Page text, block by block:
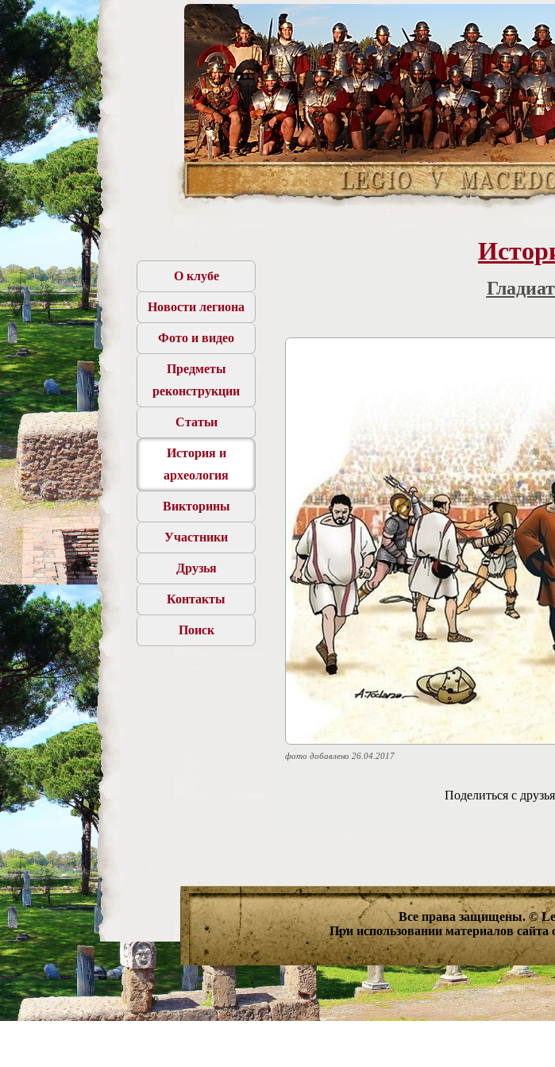
О клубе
Новости легиона
Фото и видео
Предметы
реконструкции
Статьи
История и
археология
Викторины
Участники
Друзья
Контакты
Поиск
фото добавлено 26.04.2017
Поделиться с
Все права защищены. ©
При использовании материалов сайта